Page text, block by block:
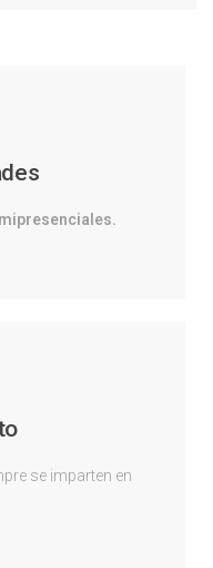
se imparten en